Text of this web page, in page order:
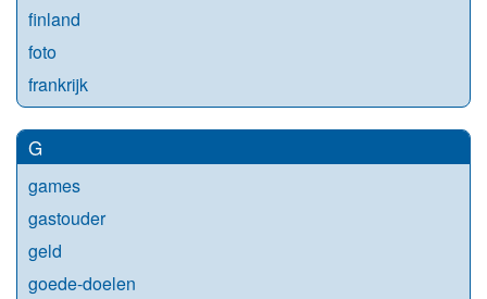
finland
foto
frankrijk
G
games
gastouder
geld
goede-doelen